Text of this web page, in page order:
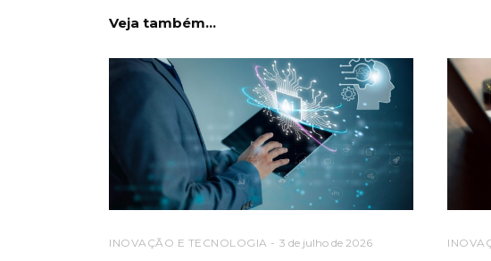
Veja também...
INOVAÇÃO E TECNOLOGIA 3 de julho de 2026